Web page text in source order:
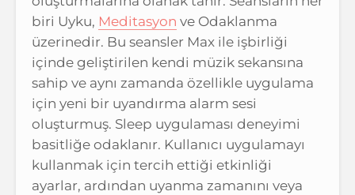
biri Uyku, Meditasyon ve Odaklanma
üzerinedir. Bu seansler Max ile işbirliği
içinde geliştirilen kendi müzik sekansına
sahip ve aynı zamanda özellikle uygulama
için yeni bir uyandırma alarm sesi
oluşturmuş. Sleep uygulaması deneyimi
basitliğe odaklanır. Kullanıcı uygulamayı
kullanmak için tercih ettiği etkinliği
ayarlar, ardından uyanma zamanını veya